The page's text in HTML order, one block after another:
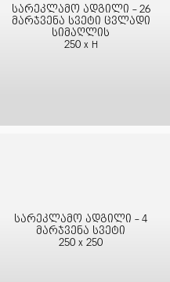
სარეკლამო ადგილი - 26
მარჯვენა სვეტი ცვლადი
სიმაღლის
250 x H
სარეკლამო ადგილი - 4
მარჯვენა სვეტი
250 x 250